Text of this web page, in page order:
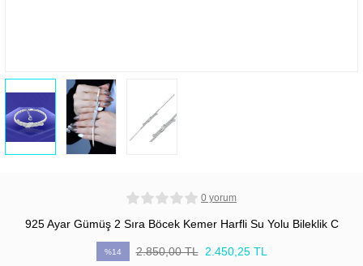
0 yorum
925 Ayar Gümüş 2 Sıra Böcek Kemer Harfli Su Yolu Bileklik C
%14 2.850,00 TL 2.450,25 TL